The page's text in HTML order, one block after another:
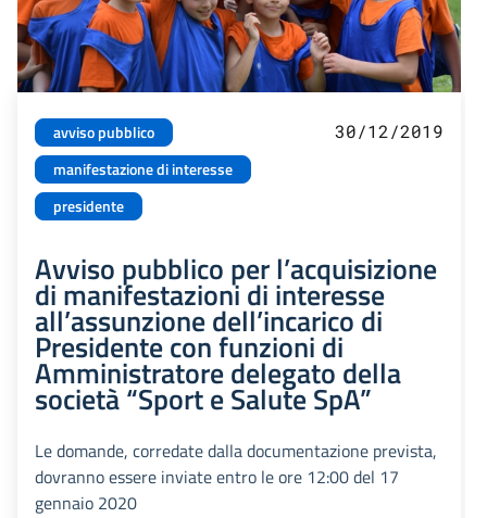
avviso pubblico
manifestazione di interesse
presidente
30/12/2019
Avviso pubblico per l’acquisizione
di manifestazioni di interesse
all’assunzione dell’incarico di
Presidente con funzioni di
Amministratore delegato della
società “Sport e Salute SpA”
Le domande, corredate dalla documentazione prevista,
dovranno essere inviate entro le ore 12:00 del 17
gennaio 2020